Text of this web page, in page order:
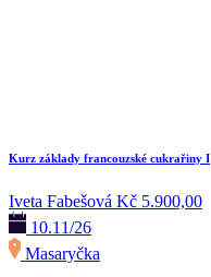
Kurz základy francouzské cukrařiny I
Iveta Fabešová Kč 5.900,00
10.11/26
Masaryčka